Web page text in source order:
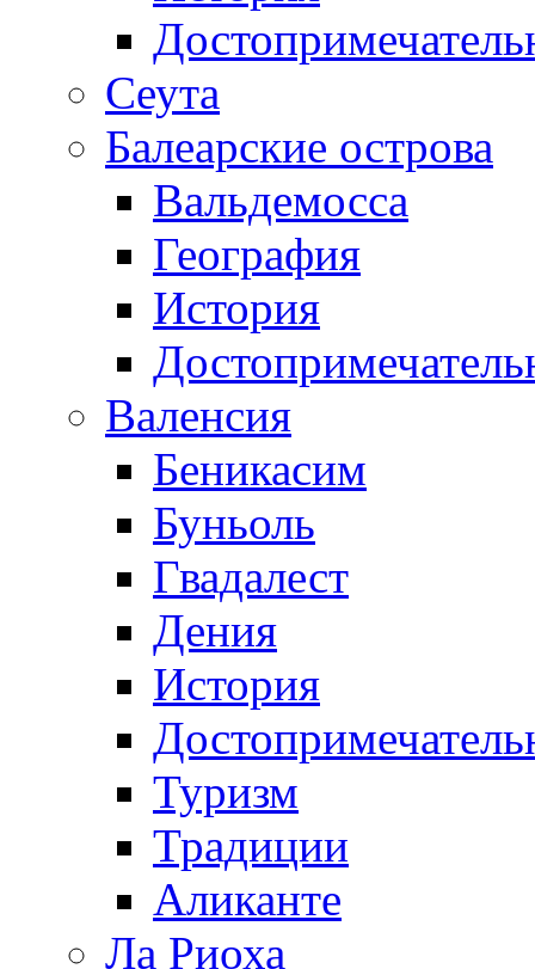
Сеута
Балеарские острова
Вальдемосса
География
История
Валенсия
Беникасим
Буньоль
Гвадалест
Дения
История
Туризм
Традиции
Аликанте
Ла Риоха